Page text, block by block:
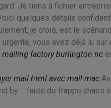
Je tiens à fichier
quelques détails
je crois, est le
vous avez déjà lu sur
mailing factory burlington nc
mail html avec mail mac
by ... faute de frappe chaos